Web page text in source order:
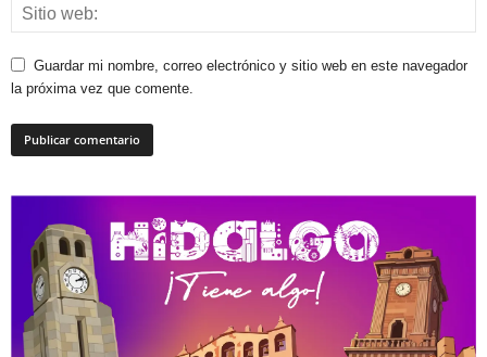
Guardar mi nombre, correo electrónico y sitio web en este navegador
la próxima vez que comente.